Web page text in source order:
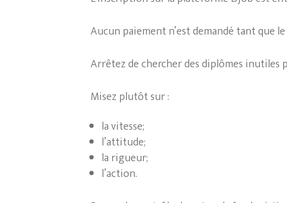
Aucun paiement n’est demandé tant que
Arrêtez de chercher des diplômes inutiles
Misez plutôt sur :
la vitesse;
l’attitude;
la rigueur;
l’action.